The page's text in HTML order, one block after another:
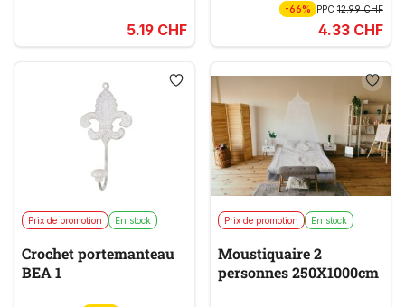
5.19 CHF
-66% PPC12.99 CHF
4.33 CHF
Prix de promotion En stock
Crochet portemanteau
BEA 1
Prix de promotion En stock
Moustiquaire 2
personnes 250X1000cm